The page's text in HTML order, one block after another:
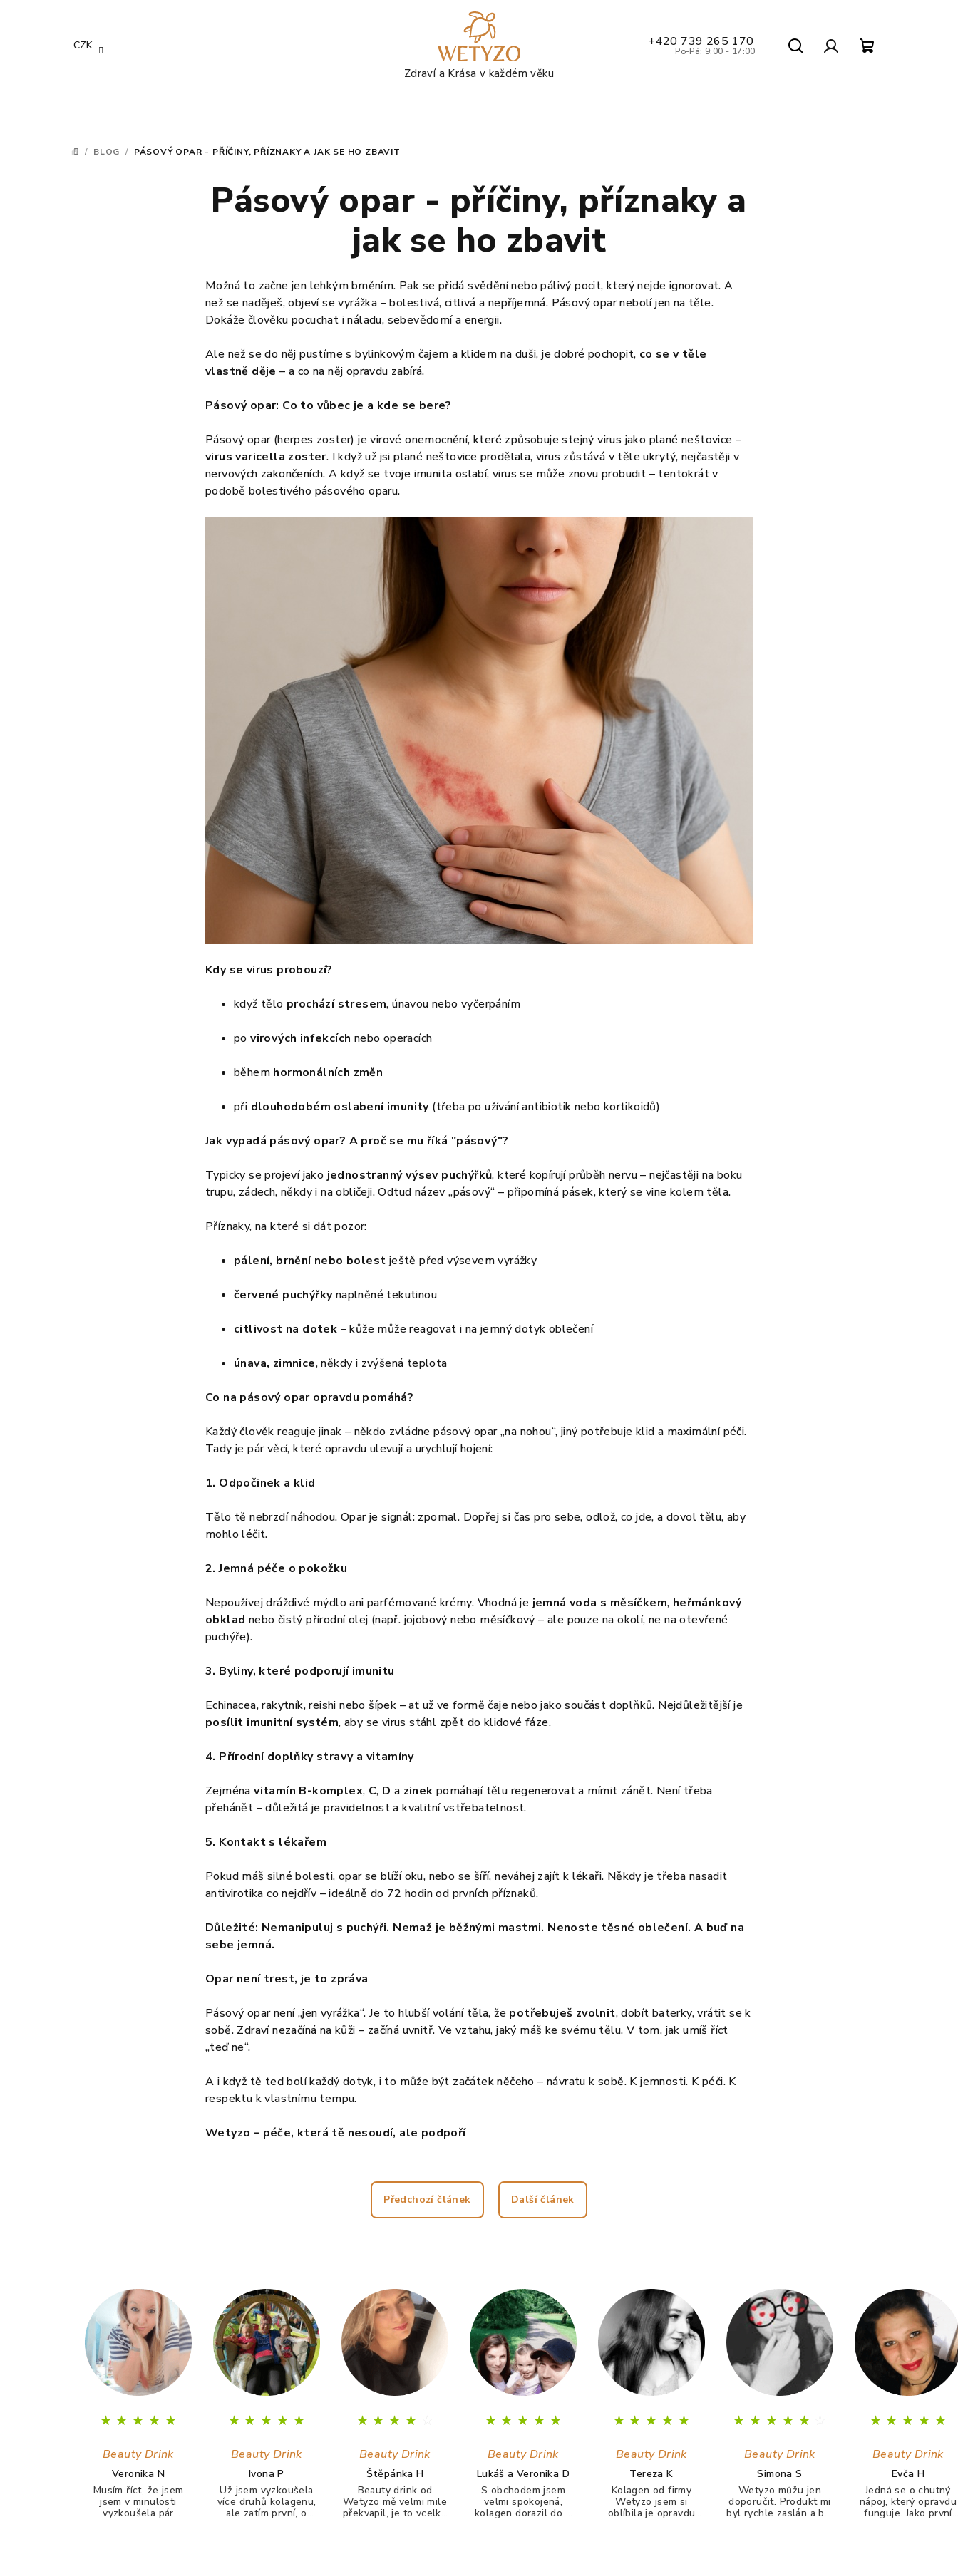
CZK +420 739 265 170
Po-Pá: 9:00 - 17:00
DOMŮ
/ BLOG / PÁSOVÝ OPAR - PŘÍČINY, PŘÍZNAKY A JAK SE HO ZBAVIT
Pásový opar - příčiny, příznaky a
jak se ho zbavit
Možná to začne jen lehkým brněním. Pak se přidá svědění nebo pálivý pocit, který nejde ignorovat. A
než se naděješ, objeví se vyrážka – bolestivá, citlivá a nepříjemná. Pásový opar nebolí jen na těle.
Dokáže člověku pocuchat i náladu, sebevědomí a energii.
Ale než se do něj pustíme s bylinkovým čajem a klidem na duši, je dobré pochopit, co se v těle
vlastně děje – a co na něj opravdu zabírá.
Pásový opar: Co to vůbec je a kde se bere?
Pásový opar (herpes zoster) je virové onemocnění, které způsobuje stejný virus jako plané neštovice –
virus varicella zoster. I když už jsi plané neštovice prodělala, virus zůstává v těle ukrytý, nejčastěji v
nervových zakončeních. A když se tvoje imunita oslabí, virus se může znovu probudit – tentokrát v
podobě bolestivého pásového oparu.
Kdy se virus probouzí?
když tělo prochází stresem, únavou nebo vyčerpáním
povirových infekcích nebo operacích
během hormonálních změn
při dlouhodobém oslabení imunity(třeba po užívání antibiotik nebo kortikoidů)
Jak vypadá pásový opar? A proč se mu říká "pásový"?
Typicky se projeví jako jednostranný výsev puchýřků, které kopírují průběh nervu – nejčastěji na boku
trupu, zádech, někdy i na obličeji. Odtud název „pásový“ – připomíná pásek, který se vine kolem těla.
Příznaky, na které si dát pozor:
pálení, brnění nebo bolest ještě před výsevem vyrážky
červené puchýřkynaplněné tekutinou
citlivost na dotek – kůže může reagovat i na jemný dotyk oblečení
únava, zimnice, někdy i zvýšená teplota
Co na pásový opar opravdu pomáhá?
Každý člověk reaguje jinak – někdo zvládne pásový opar „na nohou“, jiný potřebuje klid a maximální péči.
Tady je pár věcí, které opravdu ulevují a urychlují hojení:
1. Odpočinek a klid
Tělo tě nebrzdí náhodou. Opar je signál: zpomal. Dopřej si čas pro sebe, odlož, co jde, a dovol tělu, aby
mohlo léčit.
2. Jemná péče o pokožku
Nepoužívej dráždivé mýdlo ani parfémované krémy. Vhodná je jemná voda s měsíčkem, heřmánkový
obklad nebo čistý přírodní olej (např. jojobový nebo měsíčkový – ale pouze na okolí, ne na otevřené
puchýře).
3. Byliny, které podporují imunitu
Echinacea, rakytník, reishi nebo šípek – ať už ve formě čaje nebo jako součást doplňků. Nejdůležitější je
posílit imunitní systém, aby se virus stáhl zpět do klidové fáze.
4. Přírodní doplňky stravy a vitamíny
Zejménavitamín B-komplex, C, D a zinek pomáhají tělu regenerovat a mírnit zánět. Není třeba
přehánět – důležitá je pravidelnost a kvalitní vstřebatelnost.
5. Kontakt s lékařem
Pokud máš silné bolesti, opar se blíží oku, nebo se šíří, neváhej zajít k lékaři. Někdy je třeba nasadit
antivirotika co nejdřív – ideálně do 72 hodin od prvních příznaků.
Důležité: Nemanipuluj s puchýři. Nemaž je běžnými mastmi. Nenoste těsné oblečení. A buď na
sebe jemná.
Opar není trest, je to zpráva
Pásový opar není „jen vyrážka“. Je to hlubší volání těla, že potřebuješ zvolnit, dobít baterky, vrátit se k
sobě. Zdraví nezačíná na kůži – začíná uvnitř. Ve vztahu, jaký máš ke svému tělu. V tom, jak umíš říct
„teď ne“.
A i když tě teď bolí každý dotyk, i to může být začátek něčeho – návratu k sobě. K jemnosti. K péči. K
respektu k vlastnímu tempu.
Wetyzo – péče, která tě nesoudí, ale podpoří
Předchozí článek Další článek
★ ★ ★ ★ ★
Beauty Drink
Veronika N
Musím říct, že jsem
jsem v minulosti
vyzkoušela pár
★ ★ ★ ★ ★
Beauty Drink
Ivona P
Už jsem vyzkoušela
více druhů kolagenu,
ale zatím první, o
★ ★ ★ ★
Beauty Drink
Štěpánka H
Beauty drink od
Wetyzo mě velmi mile
překvapil, je to vcelku
★ ★ ★ ★ ★
Beauty Drink
Lukáš a Veronika D
S obchodem jsem
velmi spokojená,
kolagen dorazil do 3
★ ★ ★ ★ ★
Beauty Drink
Tereza K
Kolagen od firmy
Wetyzo jsem si
oblíbila je opravdu
★ ★ ★ ★ ★
Beauty Drink
Simona S
Wetyzo můžu jen
doporučit. Produkt mi
byl rychle zaslán a byl
★ ★ ★ ★ ★
Beauty Drink
Evča H
Jedná se o chutný
nápoj, který opravdu
funguje. Jako první